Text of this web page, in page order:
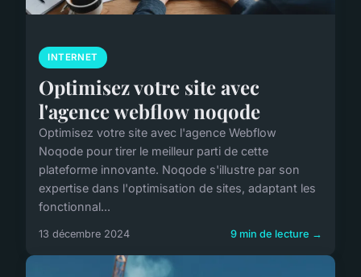
INTERNET
Optimisez votre site avec
l'agence webflow noqode
Optimisez votre site avec l'agence Webflow
Noqode pour tirer le meilleur parti de cette
plateforme innovante. Noqode s'illustre par son
expertise dans l'optimisation de sites, adaptant les
fonctionnal...
13 décembre 2024 9 min de lecture →